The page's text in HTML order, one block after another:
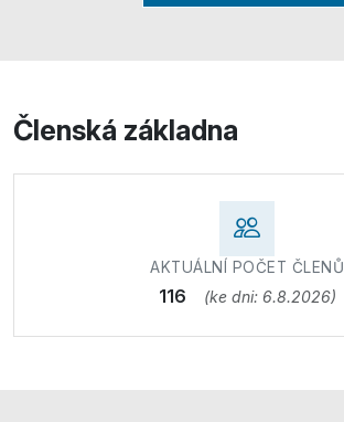
Členská základna
AKTUÁLNÍ POČET ČLENŮ
116 (ke dni: 6.8.2026)